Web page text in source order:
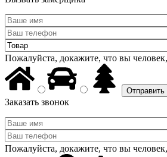
Пожалуйста, докажите, что вы
Заказать звонок
Пожалуйста, докажите, что вы